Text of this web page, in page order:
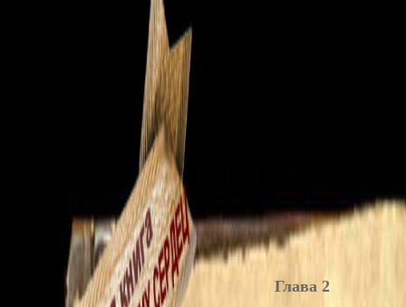
Глава 2